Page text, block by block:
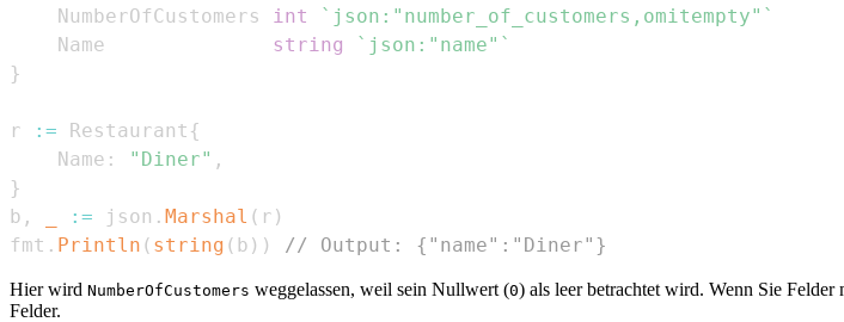
    NumberOfCustomers
int
`json:"number_of_customers,omitempty"`
    Name
string
`json:"name"`
}
r := Restaurant {
    Name
: "Diner" ,
}
b , := json . Marshal ( r )
fmt . Println ( string ( b ) ) // Output: {"name":"Diner"}
Hier wird NumberOfCustomers weggelassen, weil sein Nullwert (0) als leer betrachtet wird. Wenn Sie
Felder.